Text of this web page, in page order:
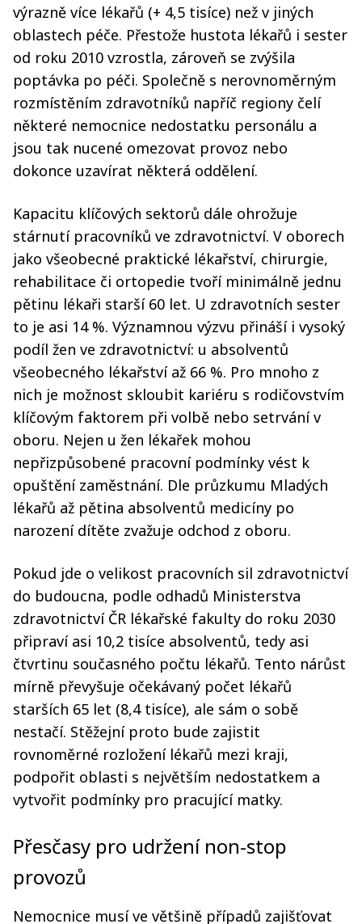
výrazně více lékařů (+ 4,5 tisíce) než v jiných
oblastech péče. Přestože hustota lékařů i sester
od roku 2010 vzrostla, zároveň se zvýšila
poptávka po péči. Společně s nerovnoměrným
rozmístěním zdravotníků napříč regiony čelí
některé nemocnice nedostatku personálu a
jsou tak nucené omezovat provoz nebo
dokonce uzavírat některá oddělení.
Kapacitu klíčových sektorů dále ohrožuje
stárnutí pracovníků ve zdravotnictví. V oborech
jako všeobecné praktické lékařství, chirurgie,
rehabilitace či ortopedie tvoří minimálně jednu
pětinu lékaři starší 60 let. U zdravotních sester
to je asi 14 %. Významnou výzvu přináší i vysoký
podíl žen ve zdravotnictví: u absolventů
všeobecného lékařství až 66 %. Pro mnoho z
nich je možnost skloubit kariéru s rodičovstvím
klíčovým faktorem při volbě nebo setrvání v
oboru. Nejen u žen lékařek mohou
nepřizpůsobené pracovní podmínky vést k
opuštění zaměstnání. Dle průzkumu Mladých
lékařů až pětina absolventů medicíny po
narození dítěte zvažuje odchod z oboru.
Pokud jde o velikost pracovních sil zdravotnictví
do budoucna, podle odhadů Ministerstva
zdravotnictví ČR lékařské fakulty do roku 2030
připraví asi 10,2 tisíce absolventů, tedy asi
čtvrtinu současného počtu lékařů. Tento nárůst
mírně převyšuje očekávaný počet lékařů
starších 65 let (8,4 tisíce), ale sám o sobě
nestačí. Stěžejní proto bude zajistit
rovnoměrné rozložení lékařů mezi kraji,
podpořit oblasti s největším nedostatkem a
vytvořit podmínky pro pracující matky.
Přesčasy pro udržení non-stop
provozů
Nemocnice musí ve většině případů zajišťovat